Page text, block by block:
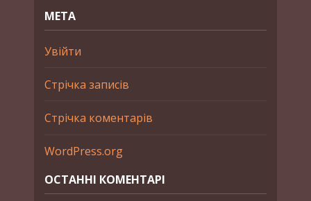
МЕТА
Увійти
Стрічка записів
Стрічка коментарів
WordPress.org
ОСТАННІ КОМЕНТАРІ